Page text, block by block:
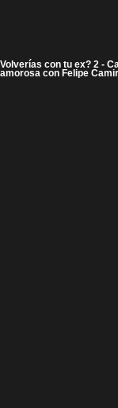
Volverías con tu ex? 2 -
amorosa con Felipe